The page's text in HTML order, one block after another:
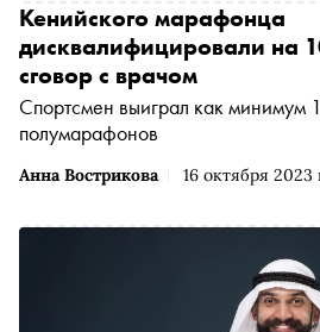
Анна Вострикова 16 октября 2023
Кенийского марафонца
дисквалифицировали на
сговор с врачом
Спортсмен выиграл как минимум
полумарафонов